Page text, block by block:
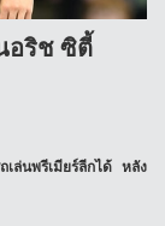
อริช ซิตี้
ล่นพรีเมียร์ลีกได้ หลัง